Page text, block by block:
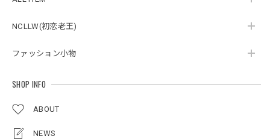
NCLLW(初恋老王)
ファッション小物
SHOP INFO
ABOUT
NEWS
ブラック/L